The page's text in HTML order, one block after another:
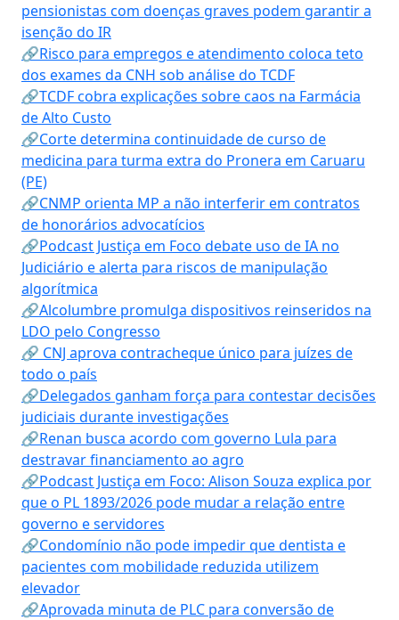
pensionistas com doenças graves podem garantir a
isenção do IR
🔗Risco para empregos e atendimento coloca teto
dos exames da CNH sob análise do TCDF
🔗TCDF cobra explicações sobre caos na Farmácia
de Alto Custo
🔗Corte determina continuidade de curso de
medicina para turma extra do Pronera em Caruaru
(PE)
🔗CNMP orienta MP a não interferir em contratos
de honorários advocatícios
🔗Podcast Justiça em Foco debate uso de IA no
Judiciário e alerta para riscos de manipulação
algorítmica
🔗Alcolumbre promulga dispositivos reinseridos na
LDO pelo Congresso
🔗 CNJ aprova contracheque único para juízes de
todo o país
🔗Delegados ganham força para contestar decisões
judiciais durante investigações
🔗Renan busca acordo com governo Lula para
destravar financiamento ao agro
🔗Podcast Justiça em Foco: Alison Souza explica por
que o PL 1893/2026 pode mudar a relação entre
governo e servidores
🔗Condomínio não pode impedir que dentista e
pacientes com mobilidade reduzida utilizem
elevador
🔗Aprovada minuta de PLC para conversão de